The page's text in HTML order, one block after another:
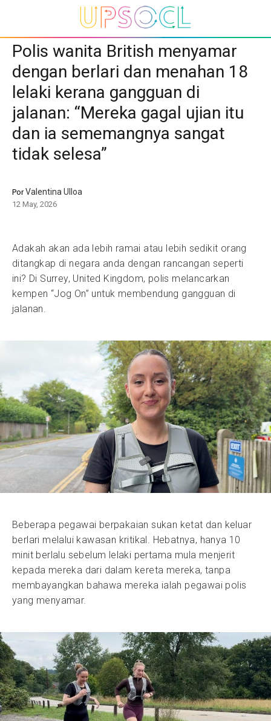
Polis wanita British menyamar
dengan berlari dan menahan 18
lelaki kerana gangguan di
jalanan: “Mereka gagal ujian itu
dan ia sememangnya sangat
tidak selesa”
PorValentina Ulloa
12 May, 2026
Adakah akan ada lebih ramai atau lebih sedikit orang
ditangkap di negara anda dengan rancangan seperti
ini? Di Surrey, United Kingdom, polis melancarkan
kempen “Jog On” untuk membendung gangguan di
jalanan.
Beberapa pegawai berpakaian sukan ketat dan keluar
berlari melalui kawasan kritikal. Hebatnya, hanya 10
minit berlalu sebelum lelaki pertama mula menjerit
kepada mereka dari dalam kereta mereka, tanpa
membayangkan bahawa mereka ialah pegawai polis
yang menyamar.